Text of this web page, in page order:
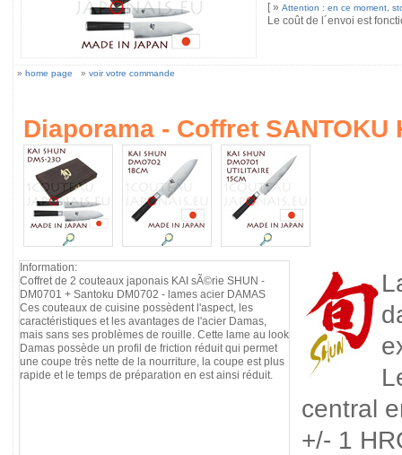
[ » Attention : en ce moment,
Le coût de l´envoi est
» home page » voir votre commande
Diaporama - Coffret SANTOKU
Information:
Coffret de 2 couteaux japonais KAI sÃ©rie SHUN -
DM0701 + Santoku DM0702 - lames acier DAMAS
Ces couteaux de cuisine possèdent l'aspect, les
caractéristiques et les avantages de l'acier Damas,
mais sans ses problèmes de rouille. Cette lame au look
Damas possède un profil de friction réduit qui permet
une coupe très nette de la nourriture, la coupe est plus
rapide et le temps de préparation en est ainsi réduit.
central
+/- 1